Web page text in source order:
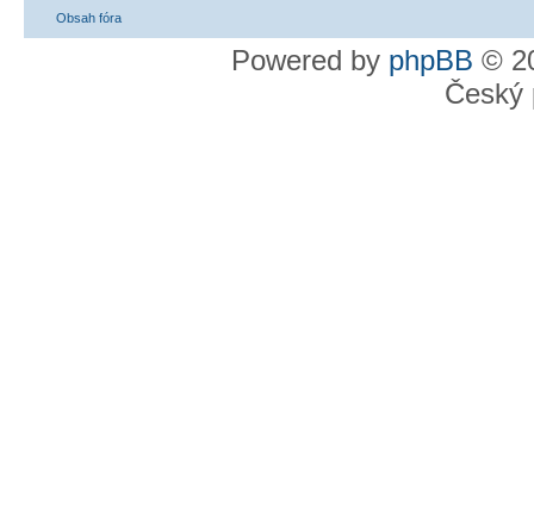
Obsah fóra
Powered by phpBB ©